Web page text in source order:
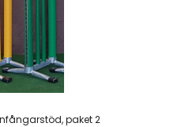
- PAKET 1
paket 2